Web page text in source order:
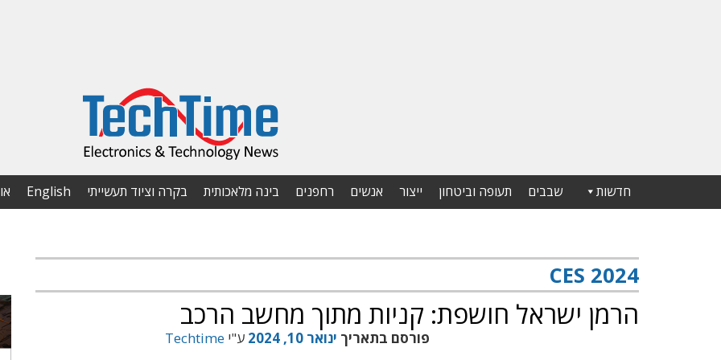
חדשות שבבים תעופה וביטחון ייצור אנשים רחפנים בינה מלאכותית בקרה וציוד תעשייתי English
CES 2024
הרמן ישראל חושפת: קניות מתוך מחשב הרכב
פורסם בתאריך ינואר 10, 2024 ע"י Techtime